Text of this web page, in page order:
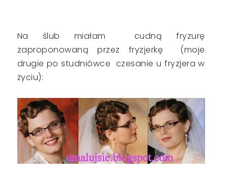
Na ślub miałam cudną fryzurę
zaproponowaną przez fryzjerkę (moje
drugie po studniówce czesanie u fryzjera w
życiu):